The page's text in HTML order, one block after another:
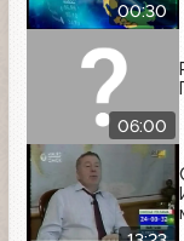
00:30
06:00